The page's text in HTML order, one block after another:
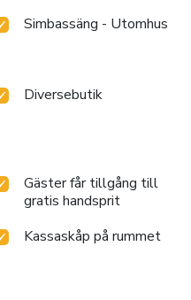
Simbassäng - Utomhus
Diversebutik
Gäster får tillgång till
gratis handsprit
Kassaskåp på rummet